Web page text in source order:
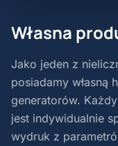
Własna
Jako jeden z
posiadamy własną
generatorów.
jest indywidualnie
wydruk z